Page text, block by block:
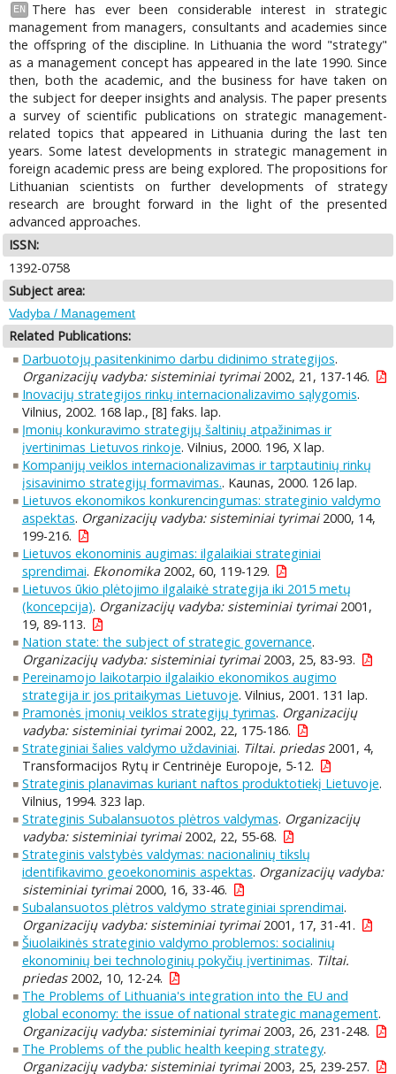
EN
There has ever been considerable interest in strategic
management from managers, consultants and academies since
the offspring of the discipline. In Lithuania the word "strategy"
as a management concept has appeared in the late 1990. Since
then, both the academic, and the business for have taken on
the subject for deeper insights and analysis. The paper presents
a survey of scientific publications on strategic management-
related topics that appeared in Lithuania during the last ten
years. Some latest developments in strategic management in
foreign academic press are being explored. The propositions for
Lithuanian scientists on further developments of strategy
research are brought forward in the light of the presented
advanced approaches.
ISSN:
1392-0758
Subject area:
Vadyba / Management
Related Publications:
Darbuotojų pasitenkinimo darbu didinimo strategijos.
Organizacijų vadyba: sisteminiai tyrimai2002, 21, 137-146.
Inovacijų strategijos rinkų internacionalizavimo sąlygomis.
Vilnius, 2002. 168 lap., [8] faks. lap.
Įmonių konkuravimo strategijų šaltinių atpažinimas ir
įvertinimas Lietuvos rinkoje. Vilnius, 2000. 196, X lap.
Kompanijų veiklos internacionalizavimas ir tarptautinių rinkų
įsisavinimo strategijų formavimas.. Kaunas, 2000. 126 lap.
Lietuvos ekonomikos konkurencingumas: strateginio valdymo
aspektas. Organizacijų vadyba: sisteminiai tyrimai2000, 14,
199-216.
Lietuvos ekonominis augimas: ilgalaikiai strateginiai
sprendimai. Ekonomika2002, 60, 119-129.
Lietuvos ūkio plėtojimo ilgalaikė strategija iki 2015 metų
(koncepcija). Organizacijų vadyba: sisteminiai tyrimai2001,
19, 89-113.
Nation state: the subject of strategic governance.
Organizacijų vadyba: sisteminiai tyrimai2003, 25, 83-93.
Pereinamojo laikotarpio ilgalaikio ekonomikos augimo
strategija ir jos pritaikymas Lietuvoje. Vilnius, 2001. 131 lap.
Pramonės įmonių veiklos strategijų tyrimas. Organizacijų
vadyba: sisteminiai tyrimai2002, 22, 175-186.
Strateginiai šalies valdymo uždaviniai. Tiltai. priedas2001, 4,
Transformacijos Rytų ir Centrinėje Europoje, 5-12.
Strateginis planavimas kuriant naftos produktotiekį Lietuvoje.
Vilnius, 1994. 323 lap.
Strateginis Subalansuotos plėtros valdymas. Organizacijų
vadyba: sisteminiai tyrimai2002, 22, 55-68.
Strateginis valstybės valdymas: nacionalinių tikslų
identifikavimo geoekonominis aspektas. Organizacijų vadyba:
sisteminiai tyrimai2000, 16, 33-46.
Subalansuotos plėtros valdymo strateginiai sprendimai.
Organizacijų vadyba: sisteminiai tyrimai2001, 17, 31-41.
Šiuolaikinės strateginio valdymo problemos: socialinių
ekonominių bei technologinių pokyčių įvertinimas. Tiltai.
priedas2002, 10, 12-24.
The Problems of Lithuania's integration into the EU and
global economy: the issue of national strategic management.
Organizacijų vadyba: sisteminiai tyrimai2003, 26, 231-248.
The Problems of the public health keeping strategy.
Organizacijų vadyba: sisteminiai tyrimai2003, 25, 239-257.